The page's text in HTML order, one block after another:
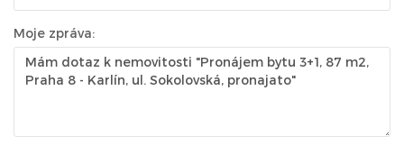
Moje zpráva: